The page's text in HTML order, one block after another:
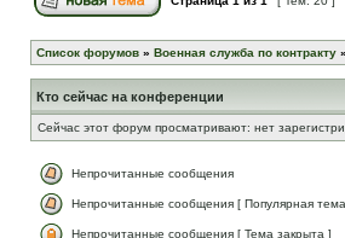
Список форумов » Военная служба по контракту »
Кто сейчас на конференции
Сейчас этот форум просматривают: нет
Непрочитанные сообщения
Непрочитанные сообщения [ Популярная
Непрочитанные сообщения [ Тема закрыта ]